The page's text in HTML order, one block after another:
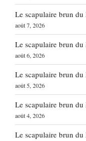
Le scapulaire brun
août 7, 2026
Le scapulaire brun
août 6, 2026
Le scapulaire brun
août 5, 2026
Le scapulaire brun
août 4, 2026
Le scapulaire brun